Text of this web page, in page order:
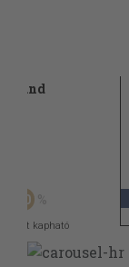
30
pont kapható